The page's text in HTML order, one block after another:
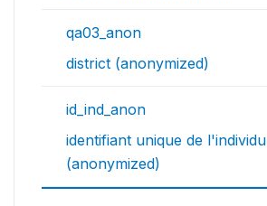
qa03_anon
district (anonymized)
id_ind_anon
identifiant unique de l'individu
(anonymized)